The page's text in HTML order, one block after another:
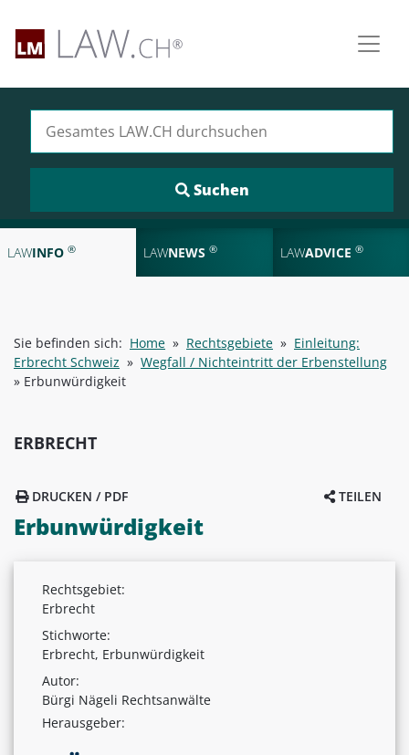
LAWINFO ® LAWNEWS ® LAWADVICE ®
Sie befinden sich: Home » Rechtsgebiete » Einleitung:
Erbrecht Schweiz » Wegfall / Nichteintritt der Erbenstellung
» Erbunwürdigkeit
ERBRECHT
TEILEN
DRUCKEN / PDF
Erbunwürdigkeit
Rechtsgebiet:
Erbrecht
Stichworte:
Erbrecht, Erbunwürdigkeit
Autor:
Bürgi Nägeli Rechtsanwälte
Herausgeber: